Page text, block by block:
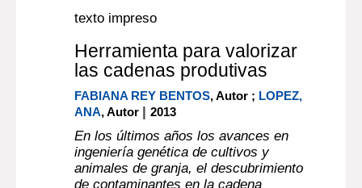
texto impreso
Herramienta para valorizar
las cadenas produtivas